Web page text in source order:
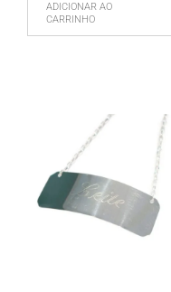
ADICIONAR AO
CARRINHO